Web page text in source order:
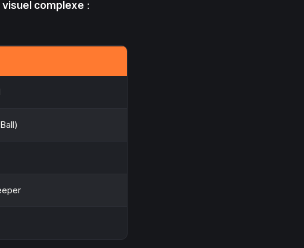
complexe :